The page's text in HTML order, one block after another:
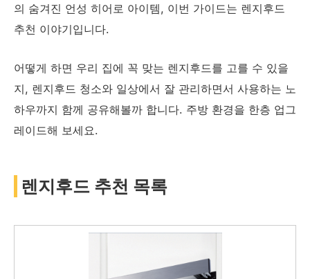
의 숨겨진 언성 히어로 아이템, 이번 가이드는 렌지후드
추천 이야기입니다.
어떻게 하면 우리 집에 꼭 맞는 렌지후드를 고를 수 있을
지, 렌지후드 청소와 일상에서 잘 관리하면서 사용하는 노
하우까지 함께 공유해볼까 합니다. 주방 환경을 한층 업그
레이드해 보세요.
렌지후드 추천 목록